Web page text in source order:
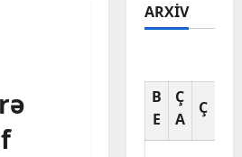
ARXIV
B
E
Ç
A
Ç